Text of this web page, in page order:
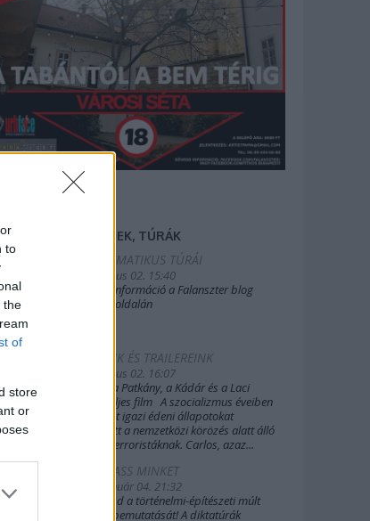
to
the
of
store
or
FILMEK, TÚRÁK
2025.TEMATIKUS TÚRÁI
2019. július 02. 15:40
Bővebb információ a Falanszter blog
oldal FB-oldalán
FILMEINK ÉS TRAILEREINK
2019. július 02. 16:07
A Sakál, a Patkány, a Kádár és a Laci
(2022) teljes film A szocializmus éveiben
Budapest igazi édeni állapotokat
biztosított a nemzetközi körözés alatt álló
külföldi terroristáknak. Carlos, azaz...
TÁMOGASS MINKET
2020. január 04. 21:32
Támogasd a történelmi-építészeti múlt
további bemutatását! A diktatúrák